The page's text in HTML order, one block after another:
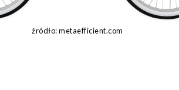
źródło: metaefficient.com